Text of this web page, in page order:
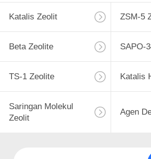
Katalis Zeolit ZSM-5
Beta Zeolite SAPO-
TS-1 Zeolite Katalis
Saringan Molekul
Zeolit
Agen